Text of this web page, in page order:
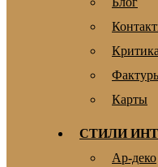
Карты
СТИЛИ
Ар-деко